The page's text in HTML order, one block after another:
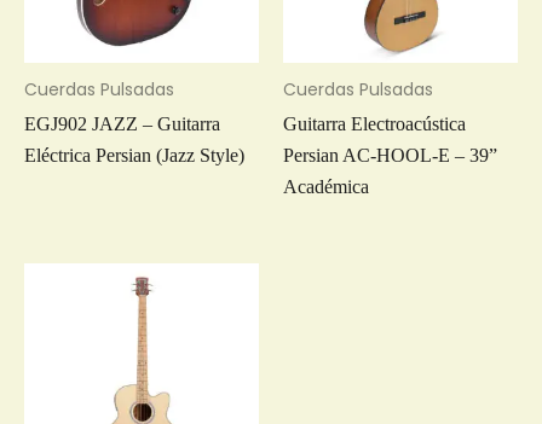
Cuerdas Pulsadas
EGJ902 JAZZ – Guitarra
Eléctrica Persian (Jazz Style)
Cuerdas Pulsadas
Guitarra Electroacústica
Persian AC-HOOL-E – 39”
Académica